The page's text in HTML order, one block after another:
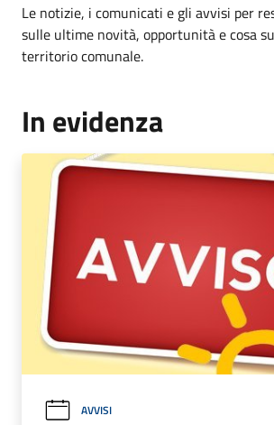
Le notizie, i comunicati e gli avvisi per
sulle ultime novità, opportunità e cosa
territorio comunale.
In evidenza
AVVISI